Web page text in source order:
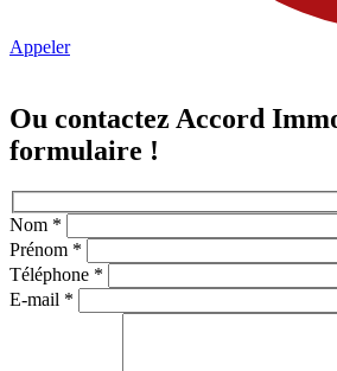
Appeler
Ou contactez Accord
formulaire !
Nom *
Prénom *
Téléphone *
E-mail *